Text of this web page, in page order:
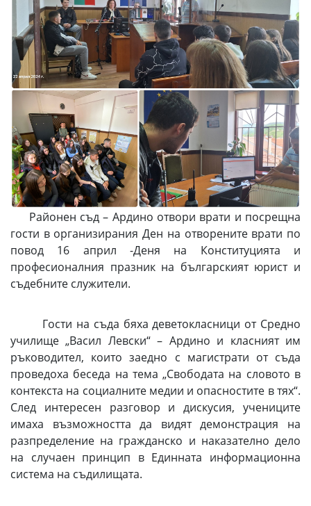
Районен съд – Ардино отвори врати и посрещна
гости в организирания Ден на отворените врати по
повод 16 април -Деня на Конституцията и
професионалния празник на българският юрист и
съдебните служители.
Гости на съда бяха деветокласници от Средно
училище „Васил Левски“ – Ардино и класният им
ръководител, които заедно с магистрати от съда
проведоха беседа на тема „Свободата на словото в
контекста на социалните медии и опасностите в тях“.
След интересен разговор и дискусия, учениците
имаха възможността да видят демонстрация на
разпределение на гражданско и наказателно дело
на случаен принцип в Единната информационна
система на съдилищата.